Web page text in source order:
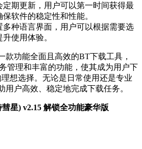
定期更新，用户可以第一时间获得最
软件的稳定性和性能。
多种语言界面，用户可以根据需要选
使用体验。
款功能全面且高效的BT下载工具，
管理和丰富的功能，使其成为用户下
想选择。无论是日常使用还是专业
用户高效、稳定地完成下载任务。
星) v2.15 解锁全功能豪华版